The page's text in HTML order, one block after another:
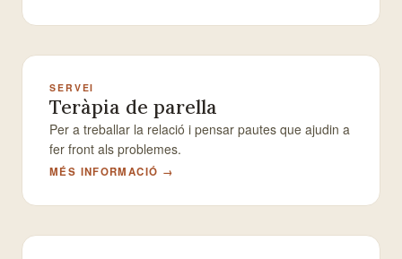
SERVEI
Teràpia de parella
Per a treballar la relació i pensar pautes que ajudin a
fer front als problemes.
MÉS INFORMACIÓ →